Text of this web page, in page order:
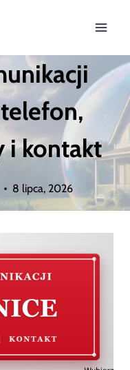
i kontakt
8 lipca, 2026